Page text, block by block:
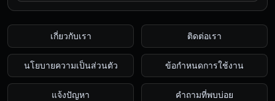
เกี่ยวกับเรา ติดต่อเรา
นโยบายความเป็นส่วนตัว ข้อกำหนดการใช้งาน
แจ้งปัญหา คำถามที่พบบ่อย